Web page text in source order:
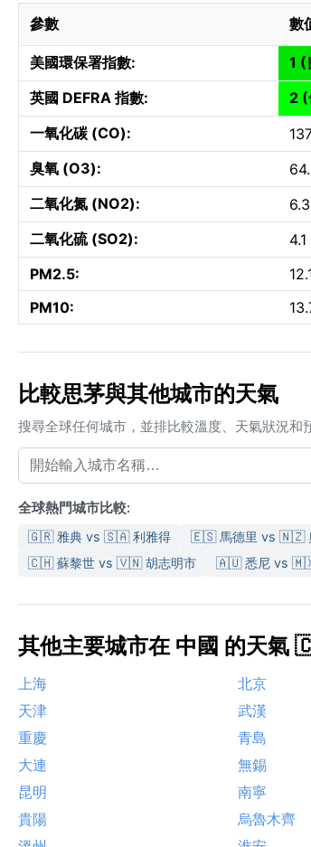
參數 數
美國環保署指數:
1 (
英國 DEFRA 指數:
2 (
一氧化碳 (CO):
臭氧 (O3):
二氧化氮 (NO2):
二氧化硫 (SO2):
PM2.5:
PM10:
比較思茅與其他城市的天氣
搜尋全球任何城市，並排比較溫度、天氣狀況和
全球熱門城市比較:
🇬🇷 雅典 vs 🇸🇦 利雅得 🇪🇸 馬德里 vs 🇳🇿
🇨🇭 蘇黎世 vs 🇻🇳 胡志明市
🇦🇺 悉尼 vs 🇲🇽
其他主要城市在 中國 的天
上海 北京
天津
武漢
重慶
青島
大連
無錫
昆明
南寧
貴陽
烏魯木齊